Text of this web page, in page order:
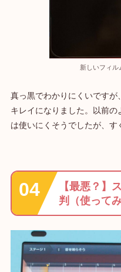
新しいフィル
真っ黒でわかりにくいですが
キレイになりました。以前
は使いにくそうでしたが、す
【最悪？】
判（使って